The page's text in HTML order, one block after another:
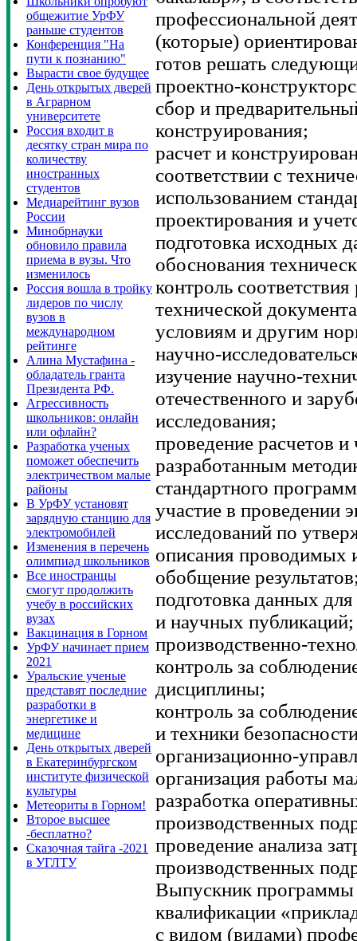
общежитие УрФУ
раньше студентов
Конференция "На
пути к познанию"
Вырасти свое будущее
День открытых дверей
в Аграрном
университете
Россия входит в
десятку стран мира по
количеству
иностранных
студентов
Медиарейтинг вузов
России
Минобрнауки
обновило правила
приема в вузы. Что
изменилось
Россия вошла в тройку
лидеров по числу
вузов в
международном
рейтинге
Алина Мустафина -
обладатель гранта
Президента РФ.
Агрессивность
школьников: онлайн
или офлайн?
Разработка ученых
поможет обеспечить
электричеством малые
районы
В УрФУ установят
зарядную станцию для
электромобилей
Изменения в перечень
олимпиад школьников
Все иностранцы
смогут продолжить
учебу в российских
вузах
Вакцинация в Горном
УрФУ начинает прием
2021
Уральские ученые
представят последние
разработки в
энергетике и
медицине
День открытых дверей
в Екатеринбургском
институте физической
культуры
Метеориты в Горном!
Второе высшее
-бесплатно?
Сказочная тайга -2021
в УГЛТУ
профессиональной
(которые)
готов решать
проектно-
сбор и
конструирования;
расчет и
соответствии с
использованием
проектирования и
подготовка исходных
обоснования
контроль
технической
условиям и другим
научно-
изучение научно-
отечественного и
исследования;
проведение расчетов
разработанным
стандартного
участие в проведении
исследований по
описания проводимых
обобщение
подготовка данных
и научных публикаций;
производственно-
контроль за
дисциплины;
контроль за
и техники
организационно-
организация работы
разработка
производственных
проведение анализа
производственных
Выпускник программы
квалификации
с видом (видами)